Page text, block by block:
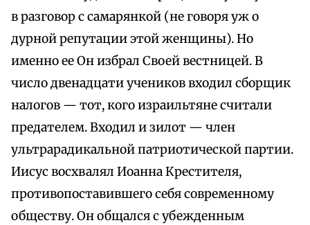
в разговор с самарянкой (не говоря уж о
дурной репутации этой женщины). Но
именно ее Он избрал Своей вестницей. В
число двенадцати учеников входил сборщик
налогов — тот, кого израильтяне считали
предателем. Входил и зилот — член
ультрарадикальной патриотической партии.
Иисус восхвалял Иоанна Крестителя,
противопоставившего себя современному
обществу. Он общался с убежденным